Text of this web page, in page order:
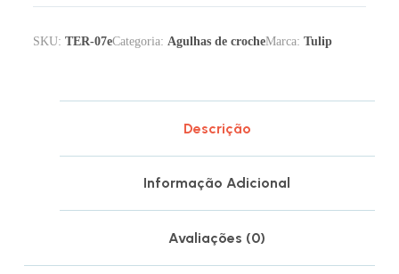
SKU: TER-07eCategoria: Agulhas de crocheMarca: Tulip
Descrição
Informação Adicional
Avaliações (0)